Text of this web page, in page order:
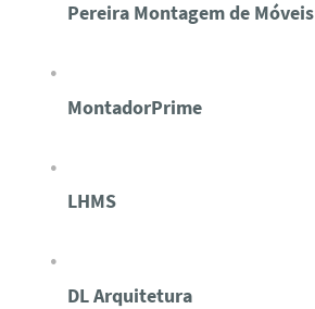
Pereira Montagem de Móveis
MontadorPrime
LHMS
DL Arquitetura